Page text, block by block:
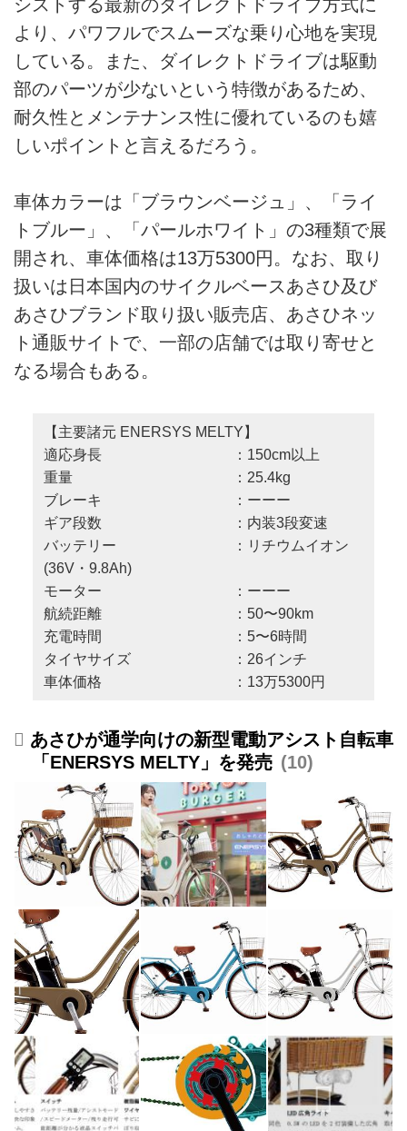
シストする最新のダイレクトドライブ方式に
より、パワフルでスムーズな乗り心地を実現
している。また、ダイレクトドライブは駆動
部のパーツが少ないという特徴があるため、
耐久性とメンテナンス性に優れているのも嬉
しいポイントと言えるだろう。
車体カラーは「ブラウンベージュ」、「ライ
トブルー」、「パールホワイト」の3種類で展
開され、車体価格は13万5300円。なお、取り
扱いは日本国内のサイクルベースあさひ及び
あさひブランド取り扱い販売店、あさひネッ
ト通販サイトで、一部の店舗では取り寄せと
なる場合もある。
【主要諸元 ENERSYS MELTY】
適応身長 ：150cm以上
重量 ：25.4kg
ブレーキ ：ーーー
ギア段数 ：内装3段変速
バッテリー ：リチウムイオン
(36V・9.8Ah)
モーター ：ーーー
航続距離 ：50〜90km
充電時間 ：5〜6時間
タイヤサイズ ：26インチ
車体価格 ：13万5300円
あさひが通学向けの新型電動アシスト自転車
「ENERSYS MELTY」を発売
10